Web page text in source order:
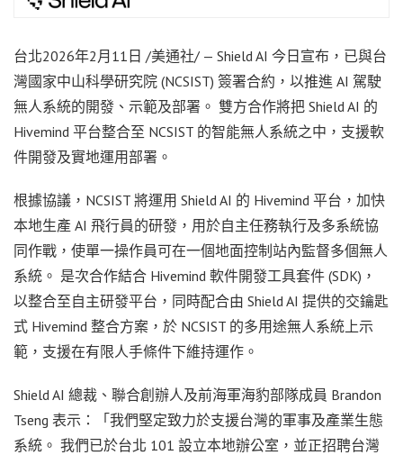
台北2026年2月11日 /美通社/ — Shield AI 今日宣布，已與台
灣國家中山科學研究院 (NCSIST) 簽署合約，以推進 AI 駕駛
無人系統的開發、示範及部署。 雙方合作將把 Shield AI 的
Hivemind 平台整合至 NCSIST 的智能無人系統之中，支援軟
件開發及實地運用部署。
根據協議，NCSIST 將運用 Shield AI 的 Hivemind 平台，加快
本地生產 AI 飛行員的研發，用於自主任務執行及多系統協
同作戰，使單一操作員可在一個地面控制站內監督多個無人
系統。 是次合作結合 Hivemind 軟件開發工具套件 (SDK)，
以整合至自主研發平台，同時配合由 Shield AI 提供的交鑰匙
式 Hivemind 整合方案，於 NCSIST 的多用途無人系統上示
範，支援在有限人手條件下維持運作。
Shield AI 總裁、聯合創辦人及前海軍海豹部隊成員 Brandon
Tseng 表示：「我們堅定致力於支援台灣的軍事及產業生態
系統。 我們已於台北 101 設立本地辦公室，並正招聘台灣